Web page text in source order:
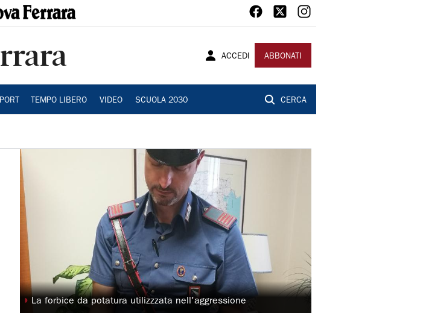
ACCEDI ABBONATI
TEMPO LIBERO VIDEO SCUOLA 2030 CERCA
◗ La forbice da potatura utilizzzata nell'aggressione